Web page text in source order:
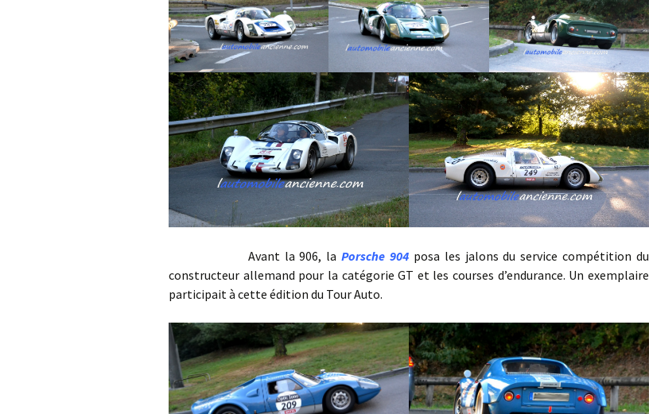
Avant la 906, laPorsche 904 posa les jalons du service compétition du
constructeur allemand pour la catégorie GT et les courses d’endurance. Un exemplaire
participait à cette édition du Tour Auto.